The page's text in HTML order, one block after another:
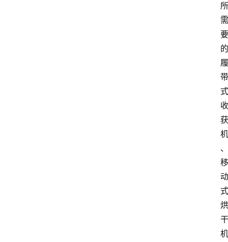
所
需
要
的
履
带
式
收
获
机
、
移
动
式
烘
干
机